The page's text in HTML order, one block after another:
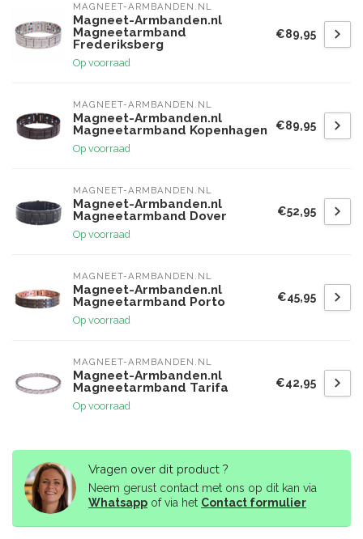
MAGNEET-ARMBANDEN.NL
Magneet-Armbanden.nl
Magneetarmband
Frederiksberg
Op voorraad
€89,95
MAGNEET-ARMBANDEN.NL
Magneet-Armbanden.nl
Magneetarmband Kopenhagen
Op voorraad
€89,95
MAGNEET-ARMBANDEN.NL
Magneet-Armbanden.nl
Magneetarmband Dover
Op voorraad
€52,95
MAGNEET-ARMBANDEN.NL
Magneet-Armbanden.nl
Magneetarmband Porto
Op voorraad
€45,95
MAGNEET-ARMBANDEN.NL
Magneet-Armbanden.nl
Magneetarmband Tarifa
Op voorraad
€42,95
Vragen over dit product ?
Neem gerust contact met ons op dit kan via
Whatsapp of via het Contact formulier